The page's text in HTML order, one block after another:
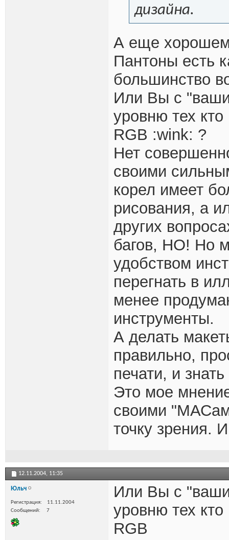
дизайна.
А еще
Пантоны есть
большинство
Или Вы с
уровню тех
RGB :wink: ?
Нет
своими
корел имеет
рисования, а
других
багов, НО! Но
удобством
перегнать в
менее
инструменты.
А делать
правильно,
печати, и
Это мое
своими
точку зрения.
12.11.2004, 11:35
Юльч
Регистрация
11.11.2004
Сообщений
7
Или Вы с
уровню тех
RGB